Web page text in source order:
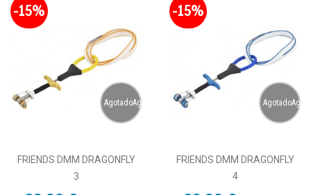
AgotadoAgotado
-15%
FRIENDS DMM DRAGONFLY
3
-15%
FRIENDS DMM DRAGONFLY
4